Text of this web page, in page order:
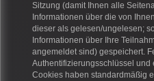
Sitzung (damit Ihnen alle
Informationen über die von
dieser als gelesen/ungelesen;
Informationen über Ihre
angemeldet sind) gespeichert.
Authentifizierungsschlüssel und
Cookies haben standardmäßig